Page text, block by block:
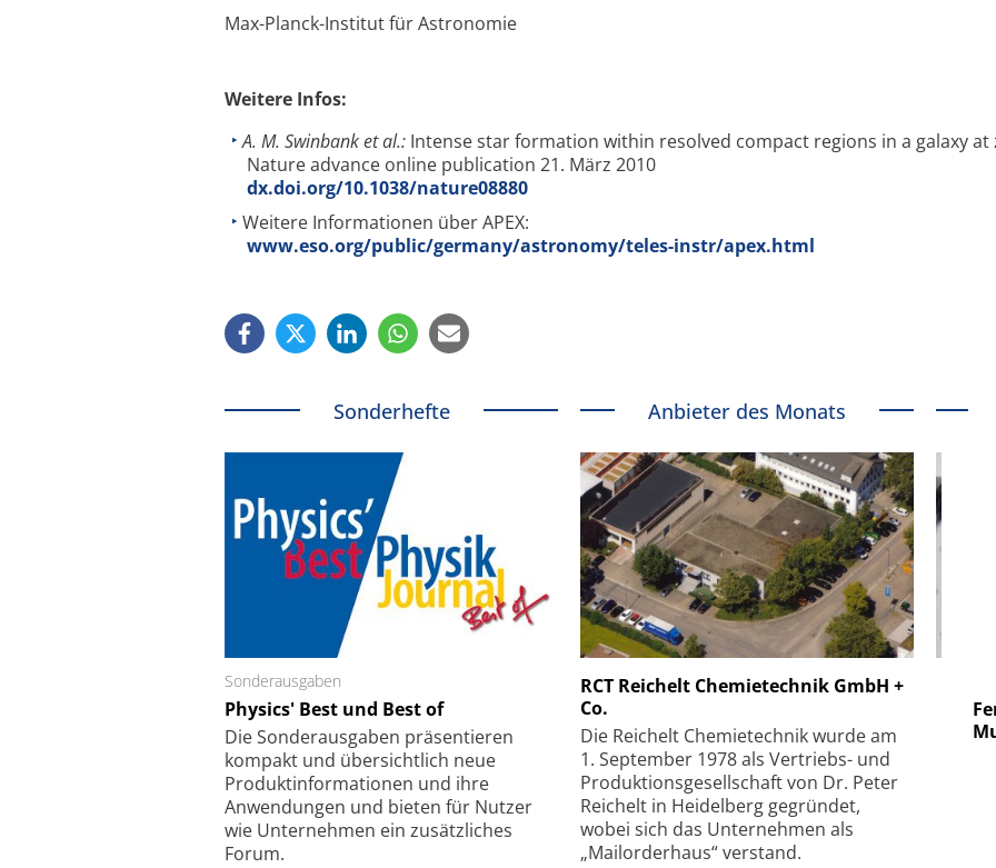
Max-Planck-Institut für Astronomie
Weitere Infos:
A. M. Swinbank et al.: Intense star formation within resolved compact regions in a galaxy at
Nature advance online publication 21. März 2010
dx.doi.org/10.1038/nature08880
Weitere Informationen über APEX:
www.eso.org/public/germany/astronomy/teles-instr/apex.html
Sonderhefte
Sonderausgaben
Physics' Best und Best of
Die Sonder­ausgaben präsentieren
kompakt und übersichtlich neue
Produkt­informationen und ihre
Anwendungen und bieten für Nutzer
wie Unternehmen ein zusätzliches
Forum.
Anbieter des Monats
RCT Reichelt Chemietechnik GmbH +
Co.
Die Reichelt Chemietechnik wurde am
1. September 1978 als Vertriebs- und
Produktionsgesellschaft von Dr. Peter
Reichelt in Heidelberg gegründet,
wobei sich das Unternehmen als
„Mailorderhaus“ verstand.
Faserkoppler mit Super-
Feinfokussierungsmechanismus
SmarAct GmbH
kleinstem Raum